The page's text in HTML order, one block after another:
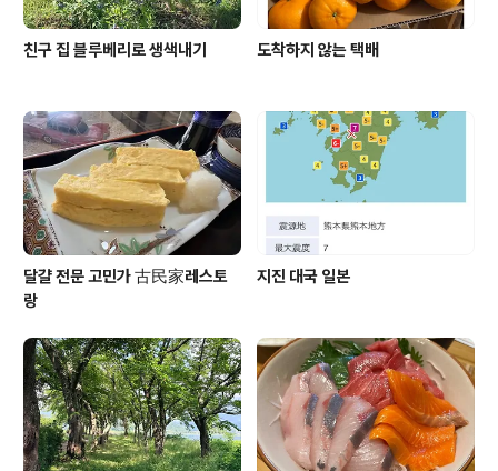
친구 집 블루베리로 생색내기 도착하지 않는 택배
달걀 전문 고민가 古民家레스토
랑
지진 대국 일본